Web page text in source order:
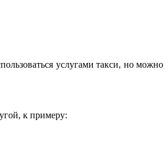
услугами такси, но можно
к примеру: